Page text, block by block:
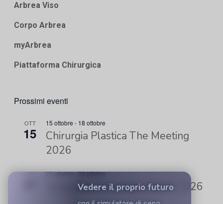
Vedere il proprio futuro
Arbrea Viso
Corpo Arbrea
myArbrea
Piattaforma Chirurgica
Prossimi eventi
OTT
15
15 ottobre - 18 ottobre
Chirurgia Plastica The Meeting
2026
OTT 27 ottobre-31 ottobre
Congresso mondiale ISAPS 2026